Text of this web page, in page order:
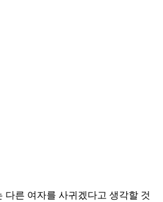
른 여자를 사귀겠다고 생각할 것